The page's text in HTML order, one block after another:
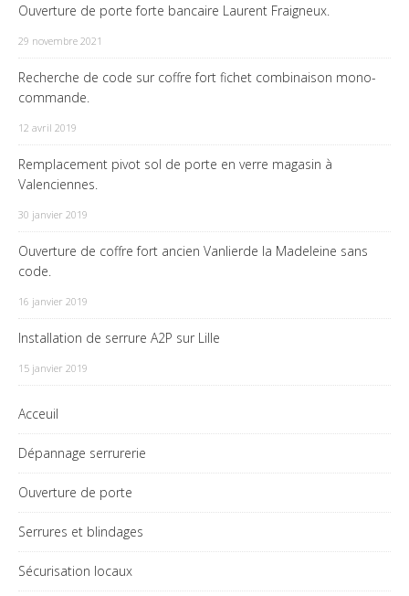
Ouverture de porte forte bancaire Laurent Fraigneux.
29 novembre 2021
Recherche de code sur coffre fort fichet combinaison mono-
commande.
12 avril 2019
Remplacement pivot sol de porte en verre magasin à
Valenciennes.
30 janvier 2019
Ouverture de coffre fort ancien Vanlierde la Madeleine sans
code.
16 janvier 2019
Installation de serrure A2P sur Lille
15 janvier 2019
Acceuil
Dépannage serrurerie
Ouverture de porte
Serrures et blindages
Sécurisation locaux